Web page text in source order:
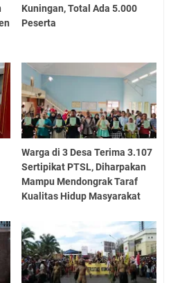
Kuningan, Total Ada 5.000
Peserta
Warga di 3 Desa Terima 3.107
Sertipikat PTSL, Diharpakan
Mampu Mendongrak Taraf
Kualitas Hidup Masyarakat